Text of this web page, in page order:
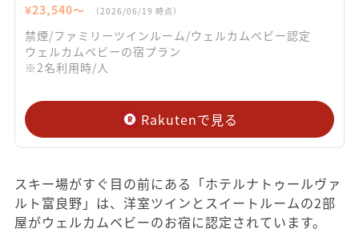
¥23,540〜 （2026/06/19 時点）
禁煙/ファミリーツインルーム/ウェルカムベビー認定
ウェルカムベビーの宿プラン
※2名利用時/人
Rakutenで見る
スキー場がすぐ目の前にある「ホテルナトゥールヴァ
ルト富良野」は、洋室ツインとスイートルームの2部
屋がウェルカムベビーのお宿に認定されています。